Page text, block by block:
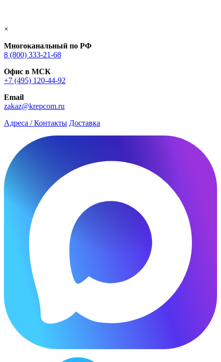
×
Многоканальный по РФ
8 (800) 333‑21-68
Офис в МСК
+7 (495) 120-44-92
Email
zakaz@krepcom.ru
Адреса / Контакты Доставка